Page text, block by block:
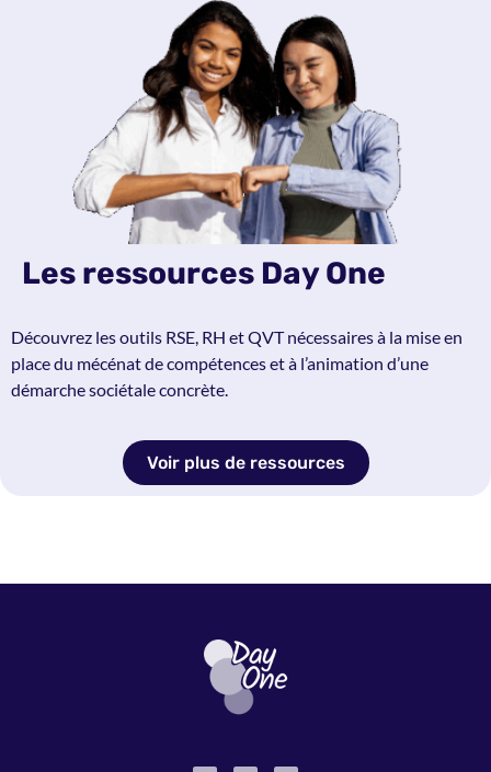
Les ressources Day One
Découvrez les outils RSE, RH et QVT nécessaires à la mise en
place du mécénat de compétences et à l’animation d’une
démarche sociétale concrète.
Voir plus de ressources